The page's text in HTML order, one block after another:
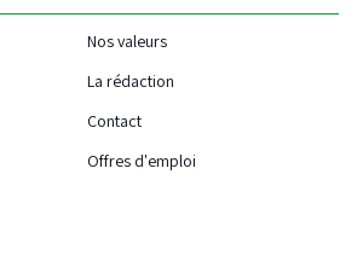
Nos valeurs
La rédaction
Contact
Offres d'emploi